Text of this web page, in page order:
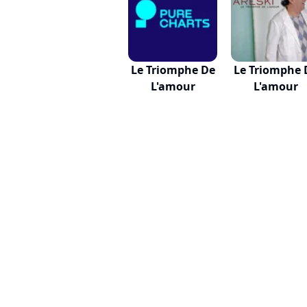
Le Triomphe De
L'amour
Le Triomphe
L'amour